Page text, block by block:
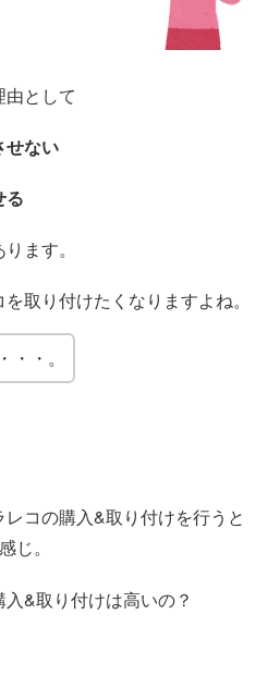
由として
せない
る
ます。
取り付けたくなりますよね。
・。
コの購入&取り付けを行うと
じ。
&取り付けは高いの？